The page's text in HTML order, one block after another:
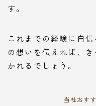
す。
これまでの経験に自
の想いを伝えれば、
かれるでしょう。
当社おす